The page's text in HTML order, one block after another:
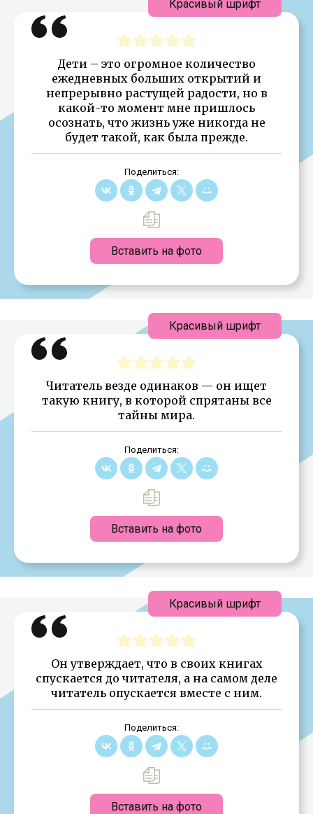
Дети – это огромное количество
ежедневных больших открытий и
непрерывно растущей радости, но в
какой-то момент мне пришлось
осознать, что жизнь уже никогда не
будет такой, как была прежде.
Поделиться:
Вставить на фото
Красивый шрифт
Читатель везде одинаков — он ищет
такую книгу, в которой спрятаны все
тайны мира.
Поделиться:
Вставить на фото
Красивый шрифт
Он утверждает, что в своих книгах
спускается до читателя, а на самом деле
читатель опускается вместе с ним.
Поделиться:
Вставить на фото
Красивый шрифт